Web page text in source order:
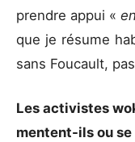
prendre appui «
que je résume
sans Foucault,
Les activistes
mentent-ils ou